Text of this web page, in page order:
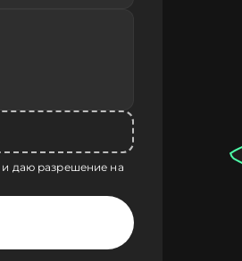
и даю разрешение на